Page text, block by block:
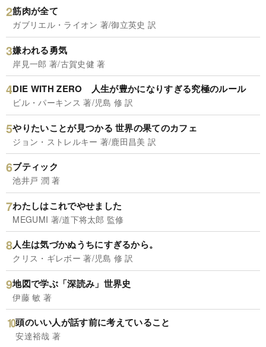
筋肉が全て
ガブリエル・ライオン 著/御立英史 訳
嫌われる勇気
岸見一郎 著/古賀史健 著
DIE WITH ZERO 人生が豊かになりすぎる究極のルール
ビル・パーキンス 著/児島 修 訳
やりたいことが見つかる 世界の果てのカフェ
ジョン・ストレルキー 著/鹿田昌美 訳
ブティック
池井戸 潤 著
わたしはこれでやせました
MEGUMI 著/道下将太郎 監修
人生は気づかぬうちにすぎるから。
クリス・ギレボー 著/児島 修 訳
地図で学ぶ「深読み」世界史
伊藤 敏 著
頭のいい人が話す前に考えていること
安達裕哉 著